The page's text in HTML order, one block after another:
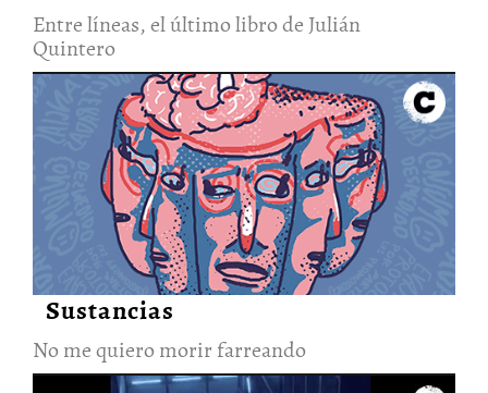
Entre líneas, el último libro de Julián
Quintero
No me quiero morir farreando
24/Oct/2022
Sustancias
No me quiero morir farreando